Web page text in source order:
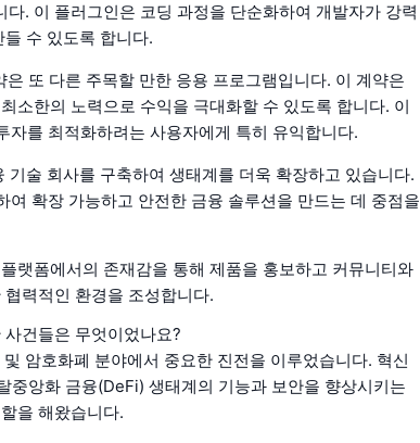
. 이 플러그인은 코딩 과정을 단순화하여 개발자가 강력
수 있도록 합니다.
또 다른 주목할 만한 응용 프로그램입니다. 이 계약은
소한의 노력으로 수익을 극대화할 수 있도록 합니다. 이
를 최적화하려는 사용자에게 특히 유익합니다.
술 회사를 구축하여 생태계를 더욱 확장하고 있습니다.
확장 가능하고 안전한 금융 솔루션을 만드는 데 중점을
랫폼에서의 존재감을 통해 제품을 홍보하고 커뮤니티와
력적인 환경을 조성합니다.
건들은 무엇이었나요?
암호화폐 분야에서 중요한 진전을 이루었습니다. 혁신
중앙화 금융(DeFi) 생태계의 기능과 보안을 향상시키는
을 해왔습니다.